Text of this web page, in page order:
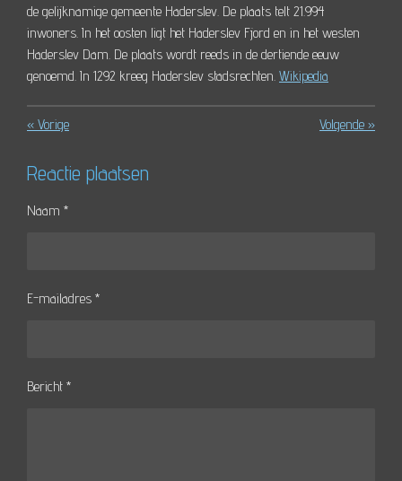
de gelijknamige gemeente Haderslev. De plaats telt 21.994
inwoners. In het oosten ligt het Haderslev Fjord en in het westen
Haderslev Dam. De plaats wordt reeds in de dertiende eeuw
genoemd. In 1292 kreeg Haderslev stadsrechten. Wikipedia
« Vorige Volgende »
Reactie plaatsen
Naam *
E-mailadres *
Bericht *